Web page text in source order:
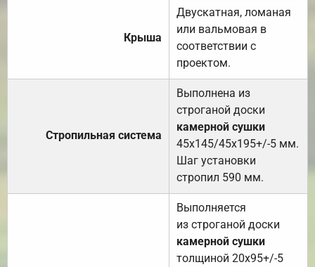
Крыша
Двускатная, ломаная
или вальмовая в
соответствии с
проектом.
Стропильная система
Выполнена из
строганой доски
камерной сушки
45х145/45х195+/-5 мм.
Шаг установки
стропил 590 мм.
Выполняется
из строганой доски
камерной сушки
толщиной 20х95+/-5